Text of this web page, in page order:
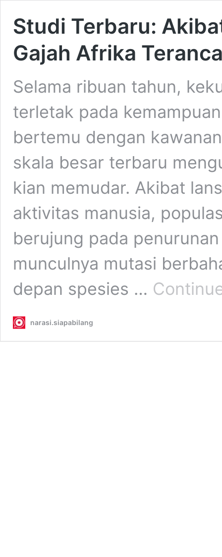
Studi Terbaru:
Gajah Afrika
Selama ribuan tahun,
terletak pada
bertemu dengan
skala besar terbaru
kian memudar. Akibat
aktivitas manusia,
berujung pada
munculnya mutasi
depan spesies …
narasi.siapabilang